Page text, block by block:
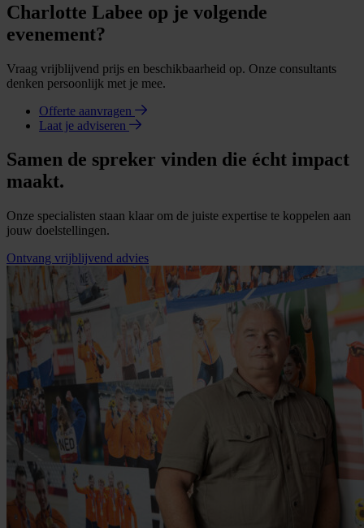
Charlotte Labee op je volgende
evenement?
Vraag vrijblijvend prijs en beschikbaarheid op. Onze consultants
denken persoonlijk met je mee.
Offerte aanvragen
Laat je adviseren
Samen de spreker vinden die écht impact
maakt.
Onze specialisten staan klaar om de juiste expertise te koppelen aan
jouw doelstellingen.
Ontvang vrijblijvend advies